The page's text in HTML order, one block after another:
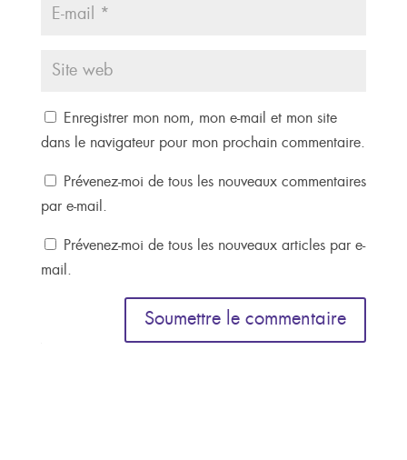
Enregistrer mon nom, mon e-mail et mon site
dans le navigateur pour mon prochain commentaire.
Prévenez-moi de tous les nouveaux commentaires
par e-mail.
Prévenez-moi de tous les nouveaux articles par e-
mail.
Soumettre le commentaire